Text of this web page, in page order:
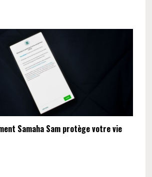
Samaha Sam protège votre vie